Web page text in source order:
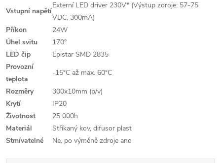
Vstupní napětí
Externí LED driver 230V* (Výstup zdroje: 57-75
VDC, 300mA)
Příkon
24W
Úhel svitu
170°
LED čip
Epistar SMD 2835
Provozní
teplota
-15°C až max. 60°C
Rozměry
300x10mm (p/v)
Krytí
IP20
Životnost
25 000h
Materiál
Stříkaný kov, difusor plast
Stmívatelné
Ne, po výměně zdroje ano